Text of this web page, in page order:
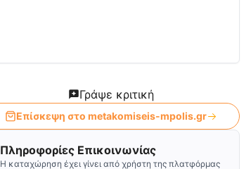
Γράψε κριτική
Επίσκεψη στο metakomiseis-mpolis.gr
Πληροφορίες Επικοινωνίας
Η καταχώρηση έχει γίνει από χρήστη της πλατφόρμας